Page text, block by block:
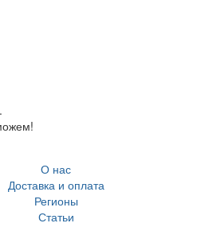
О нас
Доставка и оплата
Регионы
Статьи